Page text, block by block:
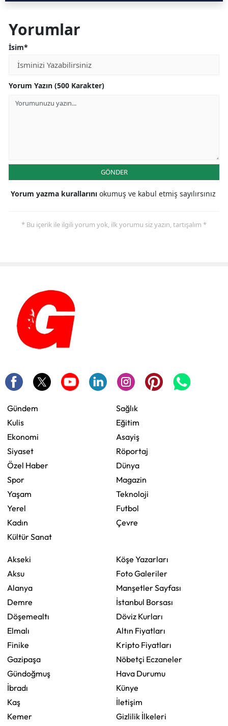
Yorumlar
İsim*
Yorum Yazın (500 Karakter)
GÖNDER
Yorum yazma kurallarını okumuş ve kabul etmiş sayılırsınız
* Bu içerik ile ilgili yorum yok, ilk yorumu siz yazın, tartışalım *
Gündem
Kulis
Ekonomi
Siyaset
Özel Haber
Spor
Yaşam
Yerel
Kadın
Kültür Sanat
Sağlık
Eğitim
Asayiş
Röportaj
Dünya
Magazin
Teknoloji
Futbol
Çevre
Akseki
Aksu
Alanya
Demre
Döşemealtı
Elmalı
Finike
Gazipaşa
Gündoğmuş
İbradı
Kaş
Kemer
Köşe Yazarları
Foto Galeriler
Manşetler Sayfası
İstanbul Borsası
Döviz Kurları
Altın Fiyatları
Kripto Fiyatları
Nöbetçi Eczaneler
Hava Durumu
Künye
İletişim
Gizlilik İlkeleri